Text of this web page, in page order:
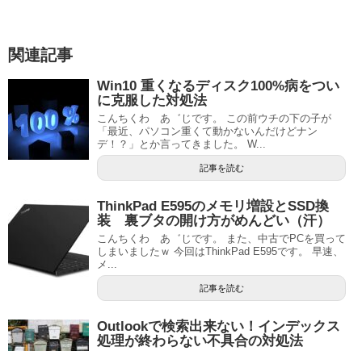
関連記事
Win10 重くなるディスク100%病をつい
に克服した対処法
こんちくわ あ゛じです。 この前ウチの下の子が
「最近、パソコン重くて動かないんだけどナン
デ！？」とか言ってきました。 W...
記事を読む
ThinkPad E595のメモリ増設とSSD換
装 裏ブタの開け方がめんどい（汗）
こんちくわ あ゛じです。 また、中古でPCを買って
しまいましたｗ 今回はThinkPad E595です。 早速、
メ...
記事を読む
Outlookで検索出来ない！インデックス
処理が終わらない不具合の対処法